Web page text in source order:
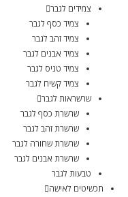
צמידים לגבר
צמיד כסף לגבר
צמיד זהב לגבר
צמיד אבנים לגבר
צמיד טניס לגבר
צמיד קשיח לגבר
שרשראות לגבר
שרשרת כסף לגבר
שרשרת זהב לגבר
שרשרת שחורה לגבר
שרשרת אבנים לגבר
טבעות לגבר
תכשיטים לאישה